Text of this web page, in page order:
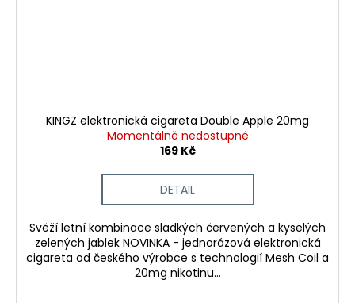
KINGZ elektronická cigareta Double Apple 20mg
Momentálně nedostupné
169 Kč
DETAIL
Svěží letní kombinace sladkých červených a kyselých
zelených jablek NOVINKA - jednorázová elektronická
cigareta od českého výrobce s technologií Mesh Coil a
20mg nikotinu...